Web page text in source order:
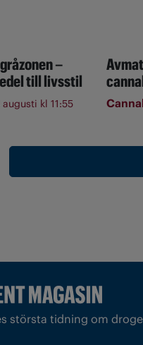
–
till livsstil
augusti kl 11:55
största tidning om